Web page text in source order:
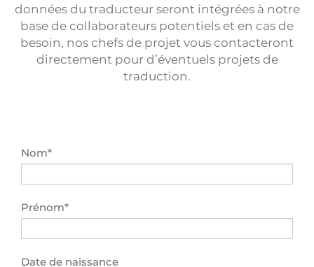
Sondages internationaux
Évènementiel
données du traducteur seront intégrées à notre
base de collaborateurs potentiels et en cas de
besoin, nos chefs de projet vous contacteront
directement pour d’éventuels projets de
traduction.
Nom*
Prénom*
Date de naissance